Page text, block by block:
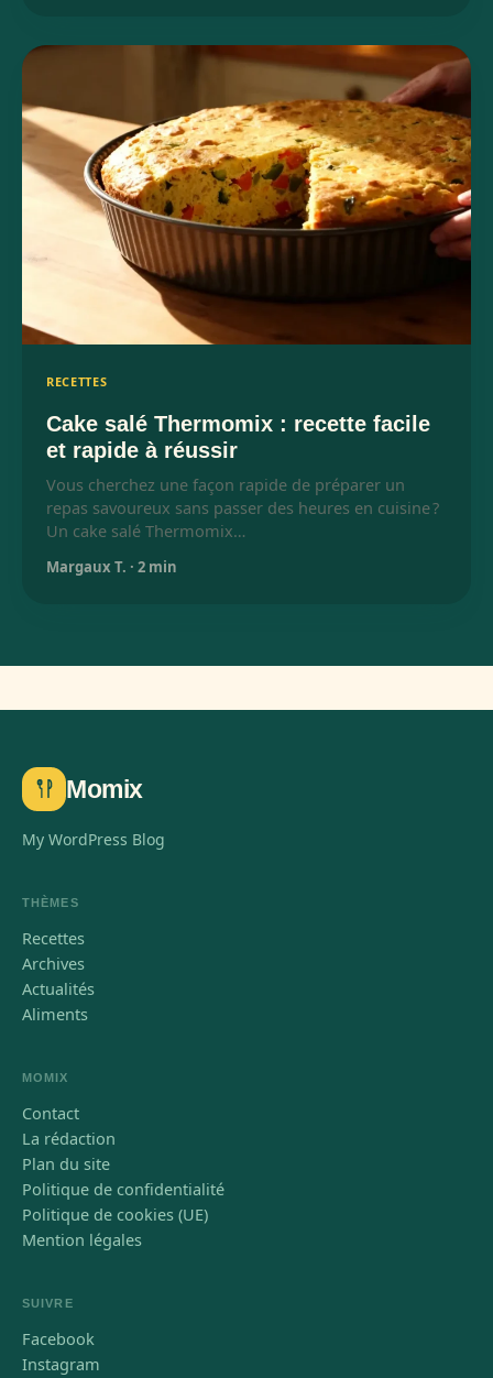
RECETTES
Cake salé Thermomix : recette facile
et rapide à réussir
Vous cherchez une façon rapide de préparer un
repas savoureux sans passer des heures en cuisine ?
Un cake salé Thermomix…
Margaux T. · 2 min
Momix
My WordPress Blog
THÈMES
Recettes
Archives
Actualités
Aliments
MOMIX
Contact
La rédaction
Plan du site
Politique de confidentialité
Politique de cookies (UE)
Mention légales
SUIVRE
Facebook
Instagram